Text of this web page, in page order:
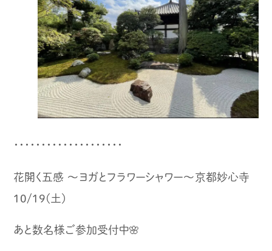
・・・・・・・・・・・・・・・・・・・・
花開く五感 〜ヨガとフラワーシャワー〜京都妙心寺
10/19(土)
あと数名様ご参加受付中🌸